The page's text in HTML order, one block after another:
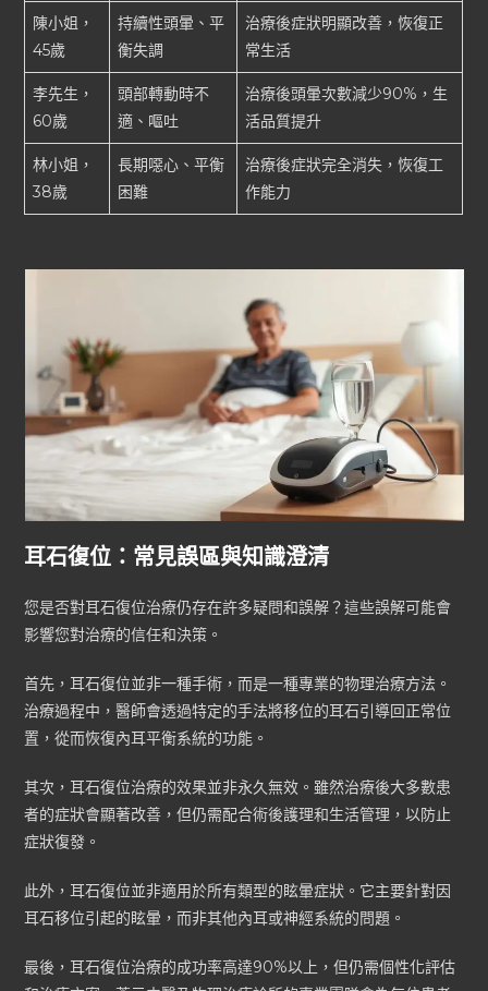
陳小姐，
45歲
持續性頭暈、平
衡失調
治療後症狀明顯改善，恢復正
常生活
李先生，
60歲
頭部轉動時不
適、嘔吐
治療後頭暈次數減少90%，生
活品質提升
林小姐，
38歲
長期噁心、平衡
困難
治療後症狀完全消失，恢復工
作能力
耳石復位：常見誤區與知識澄清
您是否對耳石復位治療仍存在許多疑問和誤解？這些誤解可能會
影響您對治療的信任和決策。
首先，耳石復位並非一種手術，而是一種專業的物理治療方法。
治療過程中，醫師會透過特定的手法將移位的耳石引導回正常位
置，從而恢復內耳平衡系統的功能。
其次，耳石復位治療的效果並非永久無效。雖然治療後大多數患
者的症狀會顯著改善，但仍需配合術後護理和生活管理，以防止
症狀復發。
此外，耳石復位並非適用於所有類型的眩暈症狀。它主要針對因
耳石移位引起的眩暈，而非其他內耳或神經系統的問題。
最後，耳石復位治療的成功率高達90%以上，但仍需個性化評估